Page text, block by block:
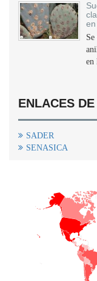
en
en
ENLACES
SADER
SENASICA